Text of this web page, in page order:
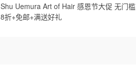
Shu Uemura Art of Hair 感恩节大促 无门槛
8折+免邮+满送好礼